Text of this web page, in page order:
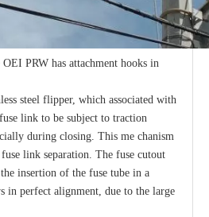
PRW has attachment hooks in
steel flipper, which associated with
link to be subject to traction
during closing. This me chanism
link separation. The fuse cutout
insertion of the fuse tube in a
in perfect alignment, due to the large